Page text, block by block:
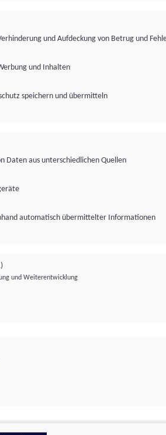
und Aufdeckung von Betrug und
und Inhalten
speichern und übermitteln
Daten aus unterschiedlichen Quellen
automatisch übermittelter Informationen
und Weiterentwicklung